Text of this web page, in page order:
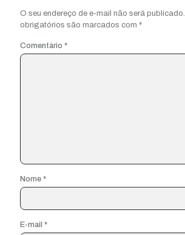
O seu endereço de e-mail não será publicado.
obrigatórios são marcados com *
Comentário *
Nome *
E-mail *